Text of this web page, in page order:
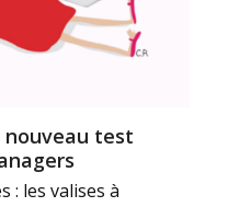
nouveau test
: les valises à